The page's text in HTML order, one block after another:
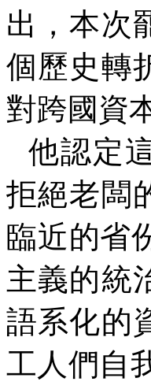
出，本次
個歷史轉
對跨國資
他認定
拒絕老闆
臨近的省
主義的統
語系化的
工人們自